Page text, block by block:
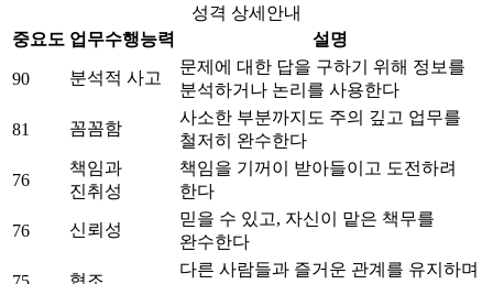
성격 상세안내
중요도 업무수행능력 설명
90 분석적 사고
문제에 대한 답을 구하기 위해 정보를
분석하거나 논리를 사용한다
81 꼼꼼함
사소한 부분까지도 주의 깊고 업무를
철저히 완수한다
76
책임과
진취성
책임을 기꺼이 받아들이고 도전하려
한다
76 신뢰성
믿을 수 있고, 자신이 맡은 책무를
완수한다
다른 사람들과 즐거운 관계를 유지하며